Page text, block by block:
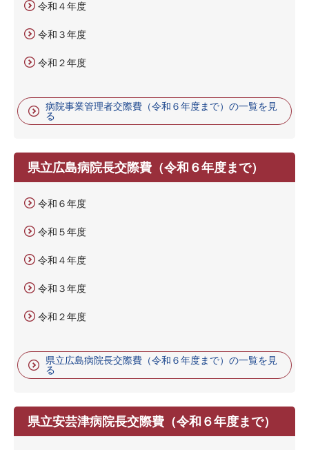
令和４年度
令和３年度
令和２年度
病院事業管理者交際費（令和６年度まで）の一覧を見
る
県立広島病院長交際費（令和６年度まで）
令和６年度
令和５年度
令和４年度
令和３年度
令和２年度
県立広島病院長交際費（令和６年度まで）の一覧を見
る
県立安芸津病院長交際費（令和６年度まで）